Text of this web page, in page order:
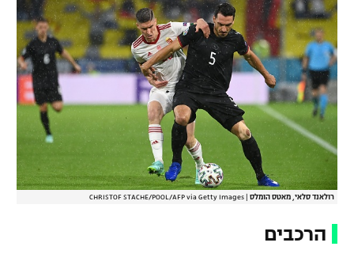
רולאנד סלאי, מאטס הומלס CHRISTOF STACHE/POOL/AFP via Getty Images
הרכבים